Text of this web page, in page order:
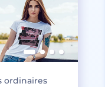
ordinaires